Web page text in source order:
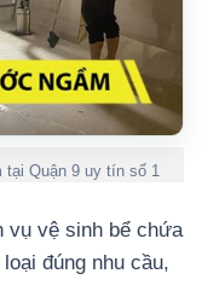
Quận 9 uy tín số 1
vụ vệ sinh bể chứa
đúng nhu cầu,